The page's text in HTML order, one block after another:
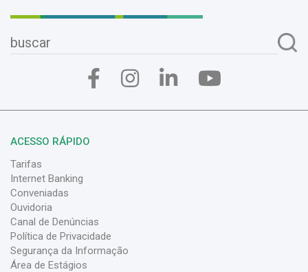
ACESSO RÁPIDO
Tarifas
Internet Banking
Conveniadas
Ouvidoria
Canal de Denúncias
Política de Privacidade
Segurança da Informação
Área de Estágios